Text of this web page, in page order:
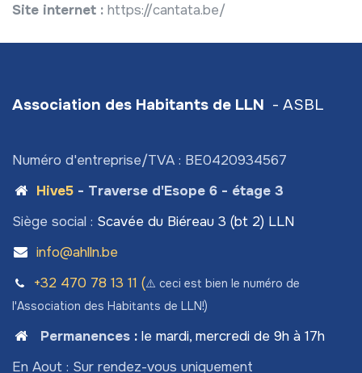
Site internet : https://cantata.be/
Association des Habitants de LLN - ASBL
Numéro d'entreprise/TVA : BE0420934567
Hive5- Traverse d'Esope 6 - étage 3
Siège social : Scavée du Biéreau 3 (bt 2) LLN
info@ahlln.be
+32 470 78​ 13 11 (⚠️ ceci est bien le numéro de
l'Association des Habitants de LLN!)
Permanences: le mardi, mercredi de 9h à 17h
En Aout : Sur rendez-vous uniquement